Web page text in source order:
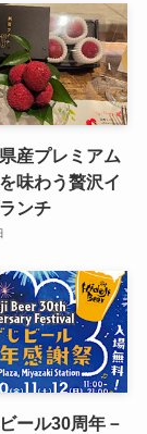
産プレミアム
味わう贅沢イ
ンチ
ール30周年－